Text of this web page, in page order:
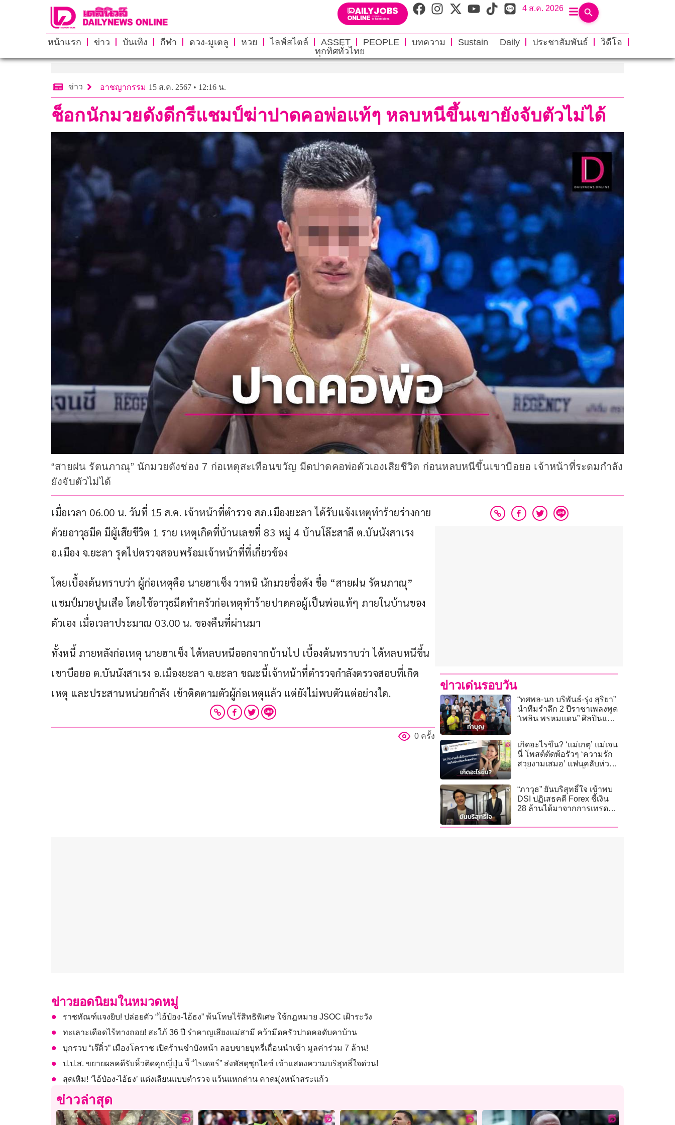
4 ส.ค. 2026
หน้าแรก ข่าว บันเทิง กีฬา ดวง-มูเตลู หวย ไลฟ์สไตล์ ASSET PEOPLE บทความ Sustain Daily ประชาสัมพันธ์
วิดีโอ
ทุกทิศทั่วไทย
ข่าว อาชญากรรม 15 ส.ค. 2567 • 12:16 น.
ช็อกนักมวยดังดีกรีแชมป์ฆ่าปาดคอพ่อแท้ๆ หลบหนีขึ้นเขายังจับตัวไม่ได้
“สายฝน รัตนภาณุ” นักมวยดังช่อง 7 ก่อเหตุสะเทือนขวัญ มีดปาดคอพ่อตัวเองเสียชีวิต ก่อนหลบหนีขึ้นเขาบือยอ เจ้าหน้าที่ระดมกำลัง
ยังจับตัวไม่ได้
เมื่อเวลา 06.00 น. วันที่ 15 ส.ค. เจ้าหน้าที่ตำรวจ สภ.เมืองยะลา ได้รับแจ้งเหตุทำร้ายร่างกาย
ด้วยอาวุธมีด มีผู้เสียชีวิต 1 ราย เหตุเกิดที่บ้านเลขที่ 83 หมู่ 4 บ้านโล๊ะสาลี ต.บันนังสาเรง
อ.เมือง จ.ยะลา รุดไปตรวจสอบพร้อมเจ้าหน้าที่ที่เกี่ยวข้อง
โดยเบื้องต้นทราบว่า ผู้ก่อเหตุคือ นายฮาเซ็ง วาหนิ นักมวยชื่อดัง ชื่อ “สายฝน รัตนภาณุ”
แชมป์มวยปูนเสือ โดยใช้อาวุธมีดทำครัวก่อเหตุทำร้ายปาดคอผู้เป็นพ่อแท้ๆ ภายในบ้านของ
ตัวเอง เมื่อเวลาประมาณ 03.00 น. ของคืนที่ผ่านมา
ทั้งหนี้ ภายหลังก่อเหตุ นายฮาเซ็ง ได้หลบหนีออกจากบ้านไป เบื้องต้นทราบว่า ได้หลบหนีขึ้น
เขาบือยอ ต.บันนังสาเรง อ.เมืองยะลา จ.ยะลา ขณะนี้เจ้าหน้าที่ตำรวจกำลังตรวจสอบที่เกิด
เหตุ และประสานหน่วยกำลัง เข้าติดตามตัวผู้ก่อเหตุแล้ว แต่ยังไม่พบตัวแต่อย่างใด.
0 ครั้ง
ข่าวเด่นรอบวัน
“ทศพล-นก บริพันธ์-รุ่ง สุริยา”
นำทีมรำลึก 2 ปีราชาเพลงพูด
“เพลิน พรหมแดน” ศิลปินแห่ง
เกิดอะไรขึ้น? ‘แม่เกตุ’ แม่เจน
นี่ โพสต์ตัดพ้อรัวๆ ‘ความรัก
สวยงามเสมอ’ แฟนคลับห่วง
“ภาวุธ” ยันบริสุทธิ์ใจ เข้าพบ
DSI ปฏิเสธคดี Forex ชี้เงิน
28 ล้านได้มาจากการเทรด
ข่าวยอดนิยมในหมวดหมู่
ราชทัณฑ์แจงยิบ! ปล่อยตัว “ไอ้ป๋อง-ไอ้ธง” พ้นโทษไร้สิทธิพิเศษ ใช้กฎหมาย JSOC เฝ้าระวัง
ทะเลาะเดือดไร้ทางถอย! สะใภ้ 36 ปี รำคาญเสียงแม่สามี คว้ามีดครัวปาดคอดับคาบ้าน
บุกรวบ “เจ๊ติ๋ว” เมืองโคราช เปิดร้านชำบังหน้า ลอบขายบุหรี่เถื่อนนำเข้า มูลค่าร่วม 7 ล้าน!
ป.ป.ส. ขยายผลคดีรับหิ้วติดคุกญี่ปุ่น จี้ “ไรเดอร์” ส่งพัสดุซุกไอซ์ เข้าแสดงความบริสุทธิ์ใจด่วน!
สุดเหิม! ‘ไอ้ป๋อง-ไอ้ธง’ แต่งเลียนแบบตำรวจ แว้นแหกด่าน คาดมุ่งหน้าสระแก้ว
ข่าวล่าสุด